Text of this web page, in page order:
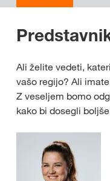
Ali želite vedeti,
vašo regijo? Ali
Z veseljem bomo
kako bi dosegli